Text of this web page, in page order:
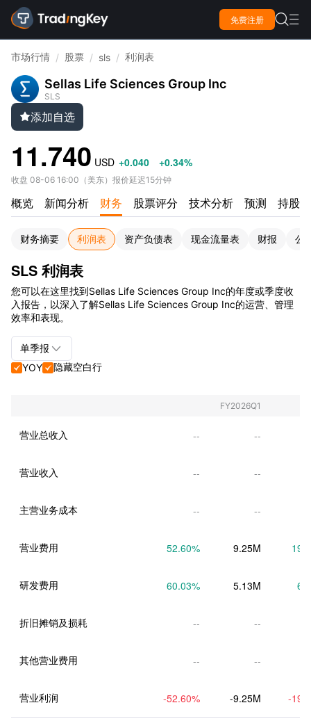
免费注册  
市场行情 / 股票 / sls / 利润表
Sellas Life Sciences Group Inc
SLS
添加自选
11.740 USD +0.040 +0.34%
收盘 08-06 16:00 （ 美东） 报价延迟15分钟
概览 新闻分析 财务 股票评分 技术分析 预测 持股
财务摘要 利润表 资产负债表 现金流量表 财报 公
SLS 利润表
您可以在这里找到Sellas Life Sciences Group Inc的年度或季度收
入报告，以深入了解Sellas Life Sciences Group Inc的运营、管理
效率和表现。
单季报 
YOY隐藏空白行
FY2026Q1
营业总收入 -- --
营业收入 -- --
主营业务成本 -- --
营业费用 52.60% 9.25M
研发费用 60.03% 5.13M
折旧摊销及损耗 -- --
其他营业费用 -- --
营业利润 -52.60% -9.25M -